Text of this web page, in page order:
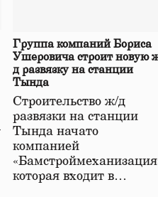
Группа компаний Бориса
Ушеровича строит новую
д развязку на станции
Тында
Строительство ж/д
развязки на станции
Тында начато
компанией
которая входит в…